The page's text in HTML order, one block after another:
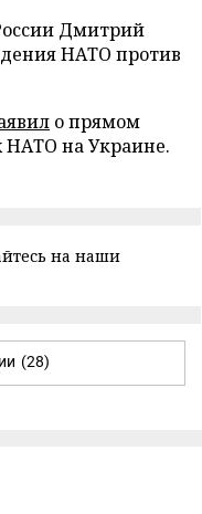
Дмитрий
НАТО против
о прямом
НАТО на Украине.
на наши
(28)